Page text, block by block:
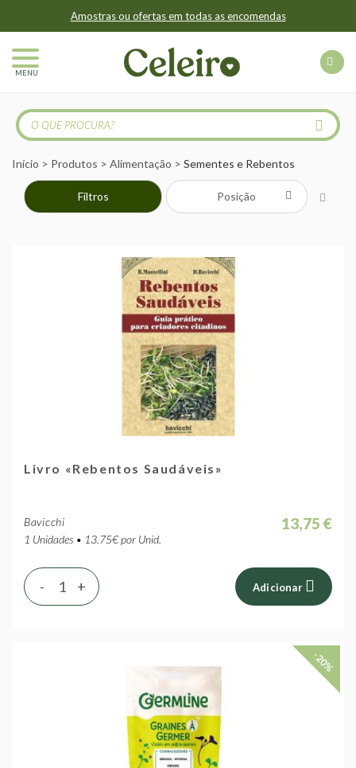
Amostras ou ofertas em todas as encomendas
MENU
Início Produtos Alimentação Sementes e Rebentos
Filtros
Livro «Rebentos Saudáveis»
Bavicchi
1 Unidades • 13.75€ por Unid.
13,75 €
+
- Adicionar
-20%